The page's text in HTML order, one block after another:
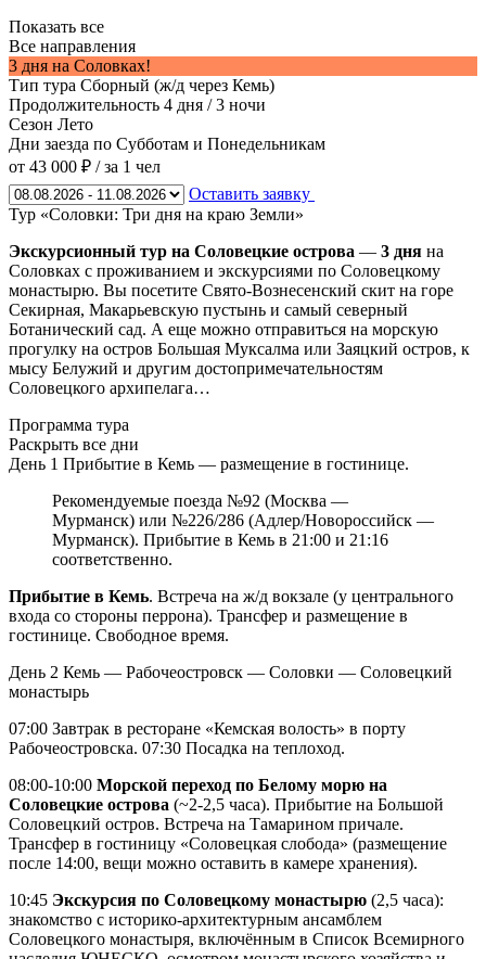
Показать все
Все направления
3 дня на Соловках!
Тип тура Сборный (ж/д через Кемь)
Продолжительность 4 дня / 3 ночи
Сезон Лето
Дни заезда по Субботам и Понедельникам
от 43 000 ₽ / за 1 чел
Оставить заявку
Тур «Соловки: Три дня на краю Земли»
Экскурсионный тур на Соловецкие острова — 3 дня на
Соловках с проживанием и экскурсиями по Соловецкому
монастырю. Вы посетите Свято-Вознесенский скит на горе
Секирная, Макарьевскую пустынь и самый северный
Ботанический сад. А еще можно отправиться на морскую
прогулку на остров Большая Муксалма или Заяцкий остров, к
мысу Белужий и другим достопримечательностям
Соловецкого архипелага…
Программа тура
Раскрыть все дни
День 1 Прибытие в Кемь — размещение в гостинице.
Рекомендуемые поезда №92 (Москва —
Мурманск) или №226/286 (Адлер/Новороссийск —
Мурманск). Прибытие в Кемь в 21:00 и 21:16
соответственно.
Прибытие в Кемь. Встреча на ж/д вокзале (у центрального
входа со стороны перрона). Трансфер и размещение в
гостинице. Свободное время.
День 2 Кемь — Рабочеостровск — Соловки — Соловецкий
монастырь
07:00 Завтрак в ресторане «Кемская волость» в порту
Рабочеостровска. 07:30 Посадка на теплоход.
08:00-10:00 Морской переход по Белому морю на
Соловецкие острова (~2-2,5 часа). Прибытие на Большой
Соловецкий остров. Встреча на Тамарином причале.
Трансфер в гостиницу «Соловецкая слобода» (размещение
после 14:00, вещи можно оставить в камере хранения).
10:45 Экскурсия по Соловецкому монастырю (2,5 часа):
знакомство с историко-архитектурным ансамблем
Соловецкого монастыря, включённым в Список Всемирного